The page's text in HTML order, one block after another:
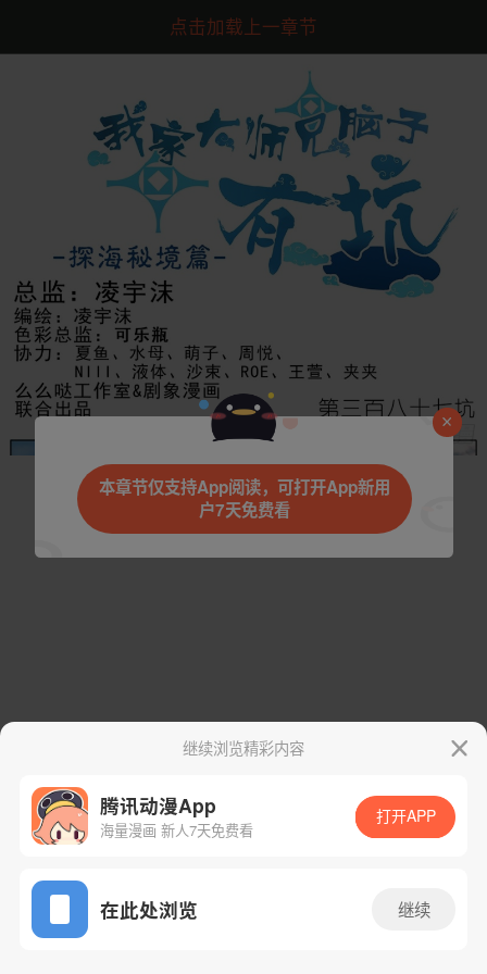
点击加载上一章节
App免费看
下一话 腾漫App免费看
继续浏览精彩内容
腾讯动漫App
海量漫画 新人7天免费看
打开APP
在此处浏览 继续
本章节仅支持App阅读，可打开App新用
户7天免费看
是否前往腾漫App继续阅读
立即前往